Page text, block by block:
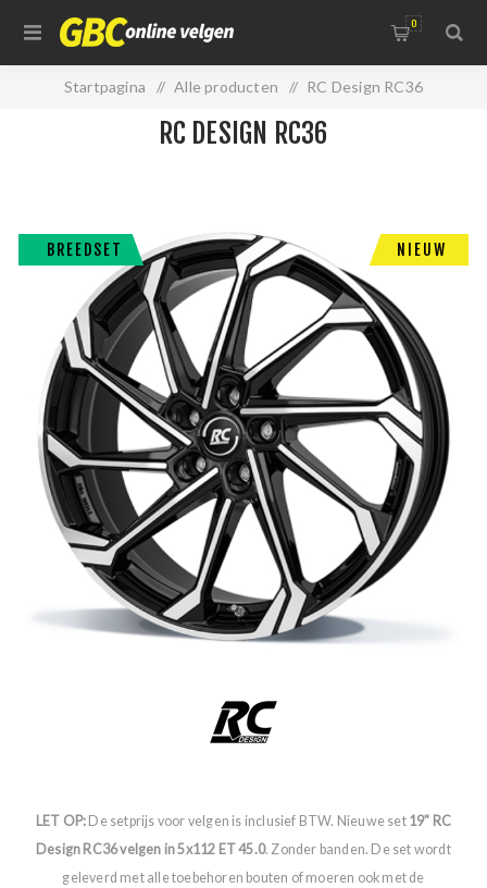
0
Startpagina / Alle producten / RC Design RC36
BREEDSET NIEUW
RC DESIGN RC36
LET OP: De setprijs voor velgen is inclusief BTW. Nieuwe set 19" RC
Design RC36 velgen in 5x112 ET 45.0. Zonder banden. De set wordt
geleverd met alle toebehoren bouten of moeren ook met de